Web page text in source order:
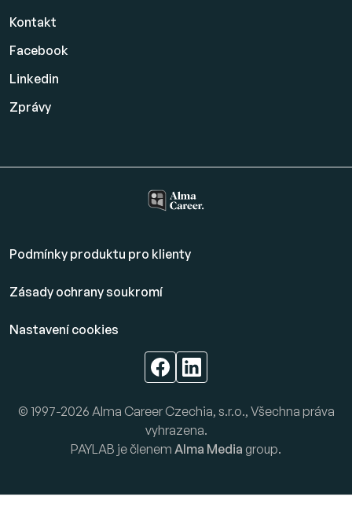
Kontakt
Facebook
Linkedin
Zprávy
Podmínky produktu pro klienty
Zásady ochrany soukromí
Nastavení cookies
© 1997-2026 Alma Career Czechia, s.r.o., Všechna práva
vyhrazena.
PAYLAB je členem Alma Media group.